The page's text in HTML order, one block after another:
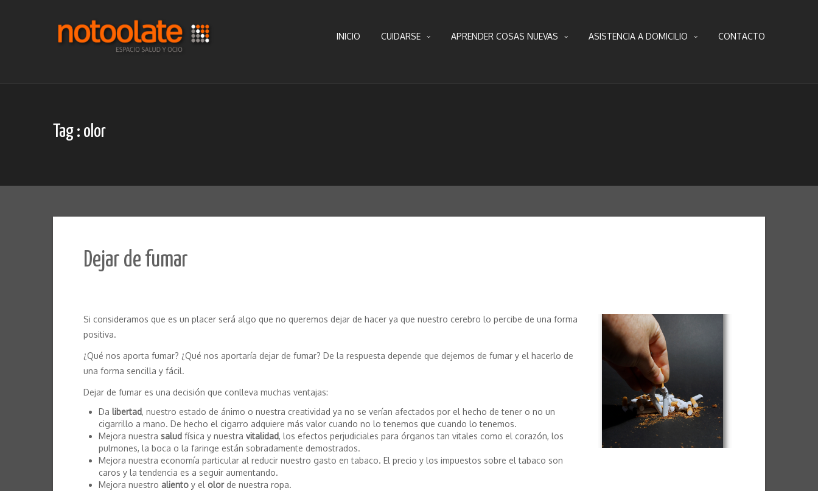
INICIO CUIDARSE APRENDER COSAS NUEVAS ASISTENCIA A DOMICILIO CONTACTO
Tag : olor
Dejar de fumar
Si consideramos que es un placer será algo que no queremos dejar de hacer ya que nuestro cerebro lo percibe de una forma
positiva.
¿Qué nos aporta fumar? ¿Qué nos aportaría dejar de fumar? De la respuesta depende que dejemos de fumar y el hacerlo de
una forma sencilla y fácil.
Dejar de fumar es una decisión que conlleva muchas ventajas:
Da libertad, nuestro estado de ánimo o nuestra creatividad ya no se verían afectados por el hecho de tener o no un
cigarrillo a mano. De hecho el cigarro adquiere más valor cuando no lo tenemos que cuando lo tenemos.
Mejora nuestra salud física y nuestra vitalidad, los efectos perjudiciales para órganos tan vitales como el corazón, los
pulmones, la boca o la faringe están sobradamente demostrados.
Mejora nuestra economía particular al reducir nuestro gasto en tabaco. El precio y los impuestos sobre el tabaco son
caros y la tendencia es a seguir aumentando.
Mejora nuestro aliento y el olorde nuestra ropa.